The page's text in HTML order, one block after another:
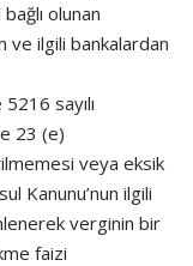
olunan
ilgili bankalardan
sayılı
23 (e)
veya eksik
Kanunu’nun ilgili
verginin bir
faizi